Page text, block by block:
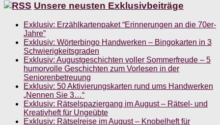
Unsere neusten Exklusivbeiträge
Exklusiv: Erzählkartenpaket “Erinnerungen an die 70er-
Jahre”
Exklusiv: Wörterbingo Handwerken – Bingokarten in 3
Schwierigkeitsgraden
Exklusiv: Augustgeschichten voller Sommerfreude – 5
humorvolle Geschichten zum Vorlesen in der
Seniorenbetreuung
Exklusiv: 50 Aktivierungskarten rund ums Handwerken
„Nennen Sie 3…“
Exklusiv: Rätselspaziergang im August – Rätsel- und
Kreativheft für Ungeübte
Exklusiv: Rätselreise im August – Knobelheft für